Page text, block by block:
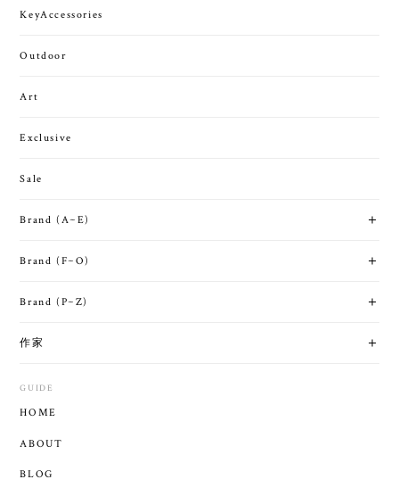
KeyAccessories
Outdoor
Art
Exclusive
Sale
Brand (A~E)
Brand (F~O)
Brand (P~Z)
作家
GUIDE
HOME
ABOUT
BLOG